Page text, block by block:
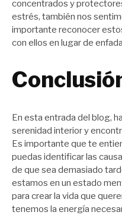
concentrados y
estrés, también nos
importante reconocer
con ellos en lugar de
En esta entrada del blog,
serenidad interior y
Es importante que te
puedas identificar las
de que sea demasiado
estamos en un estado
para crear la vida que
tenemos la energía